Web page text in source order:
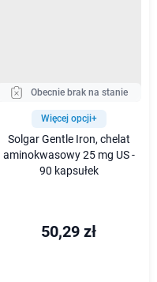
Obecnie brak na stanie
Więcej opcji+
Solgar Gentle Iron, chelat
aminokwasowy 25 mg US -
90 kapsułek
50,29 zł